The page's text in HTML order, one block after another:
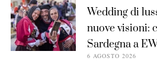
Wedding di
nuove visioni:
Sardegna a
6 AGOSTO 2026